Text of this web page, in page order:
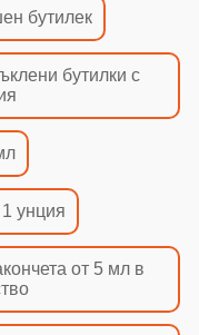
бутилек
бутилки с
унция
от 5 мл в